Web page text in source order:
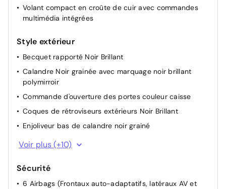
Volant compact en croûte de cuir avec commandes
multimédia intégrées
Style extérieur
Becquet rapporté Noir Brillant
Calandre Noir grainée avec marquage noir brillant
polymirroir
Commande d'ouverture des portes couleur caisse
Coques de rétroviseurs extérieurs Noir Brillant
Enjoliveur bas de calandre noir grainé
Enjoliveur DRL Noir grainé
Enjoliveur supérieur de calandre Noir grainé
Feux AR signature 3 griffes, stop à LEDs, recul et
Voir plus (+10)
Sécurité
6 Airbags (Frontaux auto-adaptatifs, latéraux AV et